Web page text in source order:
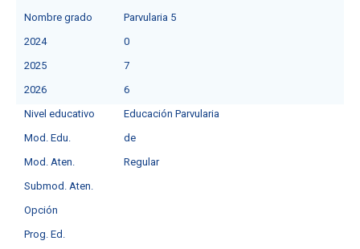
Nombre grado
Parvularia 5
2024
0
2025
7
2026
6
Nivel educativo
Educación Parvularia
Mod. Edu.
de
Mod. Aten.
Regular
Submod. Aten.
Opción
Prog. Ed.